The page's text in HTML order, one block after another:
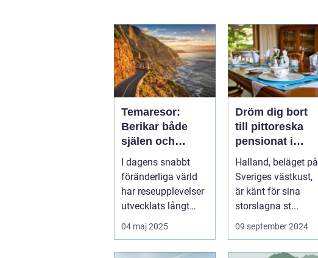
Temaresor:
Berikar både
själen och
sinnet
I dagens snabbt
föränderliga värld
har reseupplevelser
utvecklats långt
bortom ...
04 maj 2025
Dröm dig bort
till pittoreska
pensionat i
Halland
Halland, beläget på
Sveriges västkust,
är känt för sina
storslagna st...
09 september 2024